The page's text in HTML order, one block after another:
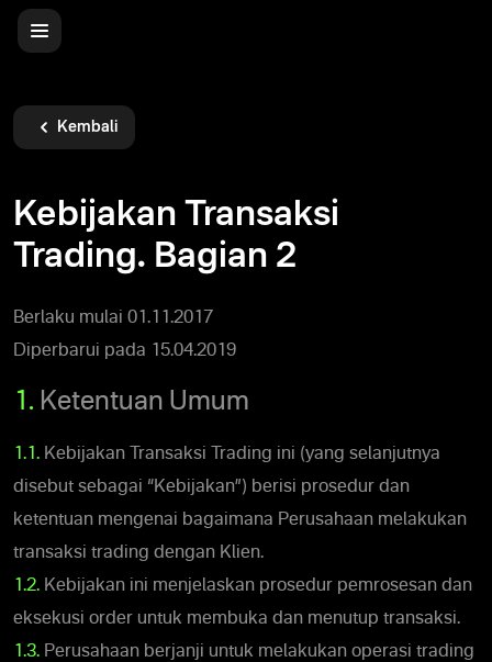
Kembali
Kebijakan Transaksi
Trading. Bagian 2
Berlaku mulai 01.11.2017
Diperbarui pada 15.04.2019
1. Ketentuan Umum
1.1. Kebijakan Transaksi Trading ini (yang selanjutnya
disebut sebagai “Kebijakan”) berisi prosedur dan
ketentuan mengenai bagaimana Perusahaan melakukan
transaksi trading dengan Klien.
1.2. Kebijakan ini menjelaskan prosedur pemrosesan dan
eksekusi order untuk membuka dan menutup transaksi.
1.3. Perusahaan berjanji untuk melakukan operasi trading